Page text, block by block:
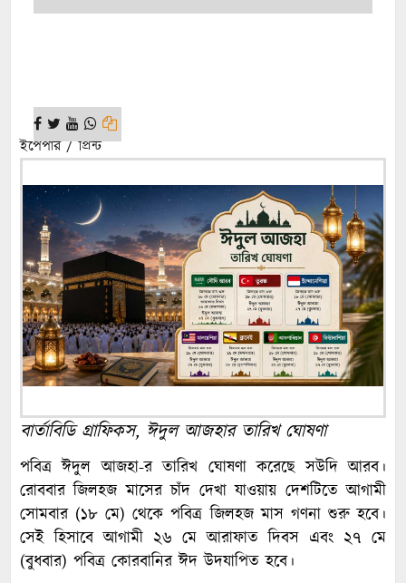
ইপেপার / প্রিন্ট
বার্তাবিডি গ্রাফিকস, ঈদুল আজহার তারিখ ঘোষণা
পবিত্র ঈদুল আজহা-র তারিখ ঘোষণা করেছে সউদি আরব।
রোববার জিলহজ মাসের চাঁদ দেখা যাওয়ায় দেশটিতে আগামী
সোমবার (১৮ মে) থেকে পবিত্র জিলহজ মাস গণনা শুরু হবে।
সেই হিসাবে আগামী ২৬ মে আরাফাত দিবস এবং ২৭ মে
(বুধবার) পবিত্র কোরবানির ঈদ উদযাপিত হবে।